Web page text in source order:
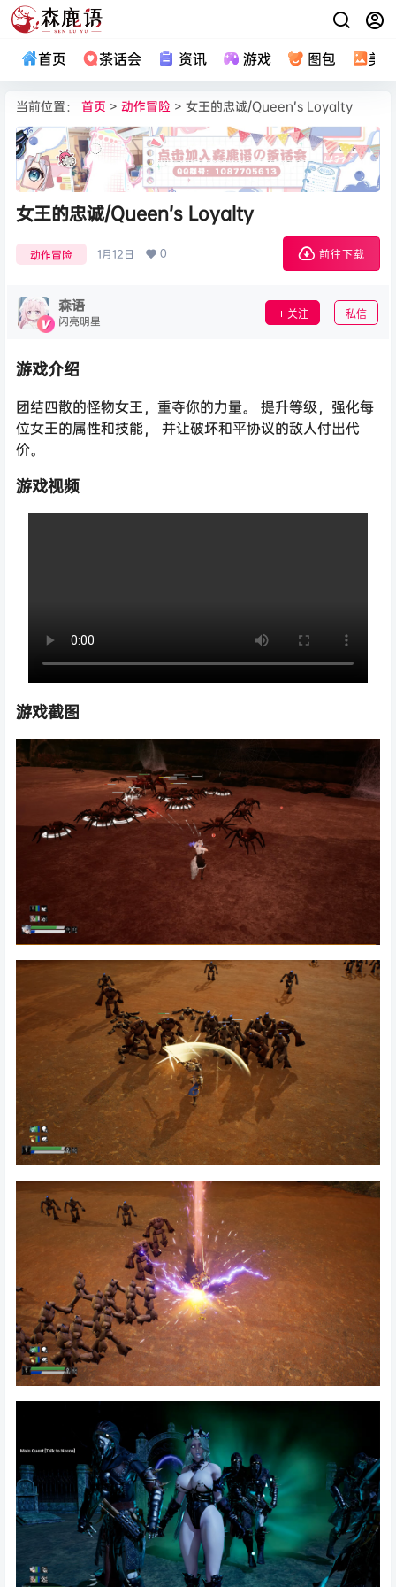
首页 茶话会 资讯 游戏 图包 美
当前位置： 首页 > 动作冒险 > 女王的忠诚/Queen’s Loyalty
女王的忠诚/Queen’s Loyalty
动作冒险 1月12日 0 前往下载
森语
闪亮明星 关注 私信
游戏介绍
团结四散的怪物女王，重夺你的力量。 提升等级，强化每
位女王的属性和技能， 并让破坏和平协议的敌人付出代
价。
游戏视频
游戏截图